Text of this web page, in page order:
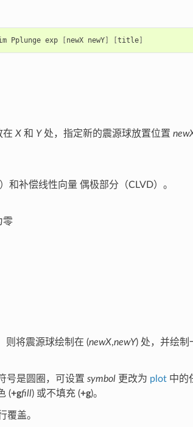
Pplunge exp newX newY] title]
在X和 Y处，指定新的震源球放置位置
和补偿线性向量 偶极部分（CLVD）。
零
则将震源球绘制在 (newX,newY) 处，并绘制
号是圆圈，可设置 symbol更改为 plot中的
(+gfill) 或不填充 (+g)。
覆盖。